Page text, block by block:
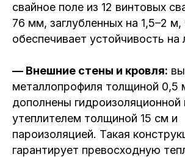
свайное поле из 12 винтовых
76 мм, заглубленных на 1,5–2 м,
обеспечивает устойчивость
— Внешние стены и кровля:
металлопрофиля толщиной 0,5
дополнены
утеплителем толщиной 15 см и
пароизоляцией. Такая
гарантирует превосходную